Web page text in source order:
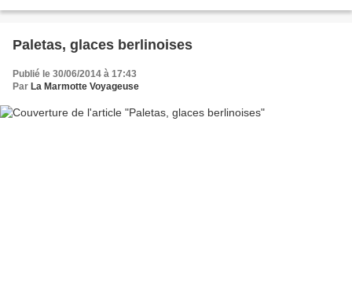
Paletas, glaces berlinoises
Publié le 30/06/2014 à 17:43
Par La Marmotte Voyageuse